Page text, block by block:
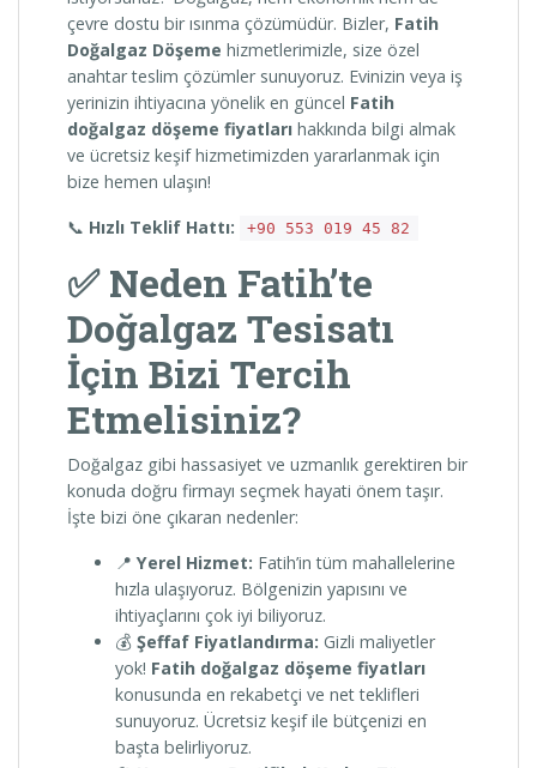
çevre dostu bir ısınma çözümüdür. Bizler, Fatih
Doğalgaz Döşeme hizmetlerimizle, size özel
anahtar teslim çözümler sunuyoruz. Evinizin veya iş
yerinizin ihtiyacına yönelik en güncel Fatih
doğalgaz döşeme fiyatları hakkında bilgi almak
ve ücretsiz keşif hizmetimizden yararlanmak için
bize hemen ulaşın!
📞 Hızlı Teklif Hattı: +90 553 019 45 82
✅ Neden Fatih’te
Doğalgaz Tesisatı
İçin Bizi Tercih
Etmelisiniz?
Doğalgaz gibi hassasiyet ve uzmanlık gerektiren bir
konuda doğru firmayı seçmek hayati önem taşır.
İşte bizi öne çıkaran nedenler:
📍 Yerel Hizmet: Fatih’in tüm mahallelerine
hızla ulaşıyoruz. Bölgenizin yapısını ve
ihtiyaçlarını çok iyi biliyoruz.
💰 Şeffaf Fiyatlandırma: Gizli maliyetler
yok! Fatih doğalgaz döşeme fiyatları
konusunda en rekabetçi ve net teklifleri
sunuyoruz. Ücretsiz keşif ile bütçenizi en
başta belirliyoruz.